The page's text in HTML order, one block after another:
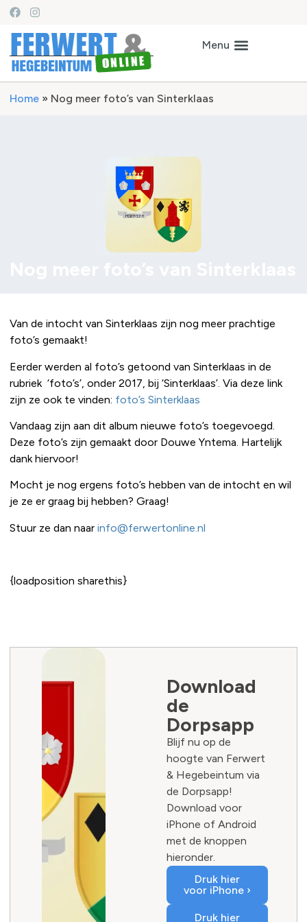
Home » Nog meer foto’s van Sinterklaas
Van de intocht van Sinterklaas zijn nog meer prachtige
foto’s gemaakt!
Eerder werden al foto’s getoond van Sinterklaas in de
rubriek ‘foto’s’, onder 2017, bij ‘Sinterklaas’. Via deze link
zijn ze ook te vinden: foto’s Sinterklaas
Vandaag zijn aan dit album nieuwe foto’s toegevoegd.
Deze foto’s zijn gemaakt door Douwe Yntema. Hartelijk
dank hiervoor!
Mocht je nog ergens foto’s hebben van de intocht en wil
je ze er graag bij hebben? Graag!
Stuur ze dan naar info@ferwertonline.nl
{loadposition sharethis}
Download
de
Dorpsapp
Blijf nu op de
hoogte van Ferwert
& Hegebeintum via
de Dorpsapp!
Download voor
iPhone of Android
met de knoppen
hieronder.
Druk hier
voor iPhone ›
Druk hier